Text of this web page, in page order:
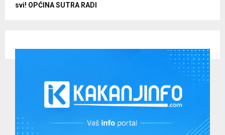
svi! OPĆINA SUTRA RADI